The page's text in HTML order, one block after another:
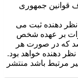
قوانین جمهوری
دهنده ثبت می
بر عهده شخص
که در صورت هر
دهنده خواهد بود.
مرتبط باشد منتشر